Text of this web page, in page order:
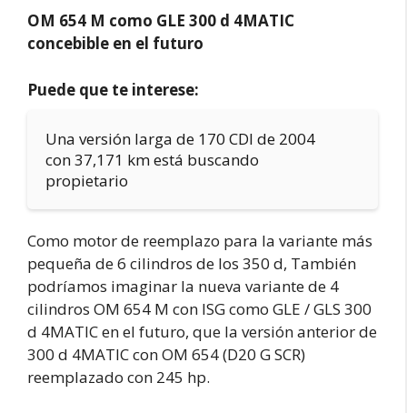
OM 654 M como GLE 300 d 4MATIC
concebible en el futuro
Puede que te interese:
Una versión larga de 170 CDI de 2004
con 37,171 km está buscando
propietario
Como motor de reemplazo para la variante más
pequeña de 6 cilindros de los 350 d, También
podríamos imaginar la nueva variante de 4
cilindros OM 654 M con ISG como GLE / GLS 300
d 4MATIC en el futuro, que la versión anterior de
300 d 4MATIC con OM 654 (D20 G SCR)
reemplazado con 245 hp.